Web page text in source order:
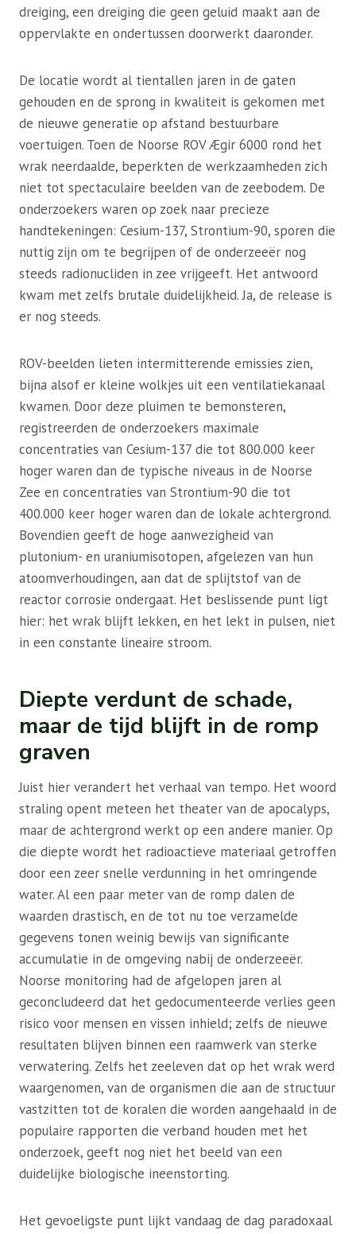
dreiging, een dreiging die geen geluid maakt aan de
oppervlakte en ondertussen doorwerkt daaronder.
De locatie wordt al tientallen jaren in de gaten
gehouden en de sprong in kwaliteit is gekomen met
de nieuwe generatie op afstand bestuurbare
voertuigen. Toen de Noorse ROV Ægir 6000 rond het
wrak neerdaalde, beperkten de werkzaamheden zich
niet tot spectaculaire beelden van de zeebodem. De
onderzoekers waren op zoek naar precieze
handtekeningen: Cesium-137, Strontium-90, sporen die
nuttig zijn om te begrijpen of de onderzeeër nog
steeds radionucliden in zee vrijgeeft. Het antwoord
kwam met zelfs brutale duidelijkheid. Ja, de release is
er nog steeds.
ROV-beelden lieten intermitterende emissies zien,
bijna alsof er kleine wolkjes uit een ventilatiekanaal
kwamen. Door deze pluimen te bemonsteren,
registreerden de onderzoekers maximale
concentraties van Cesium-137 die tot 800.000 keer
hoger waren dan de typische niveaus in de Noorse
Zee en concentraties van Strontium-90 die tot
400.000 keer hoger waren dan de lokale achtergrond.
Bovendien geeft de hoge aanwezigheid van
plutonium- en uraniumisotopen, afgelezen van hun
atoomverhoudingen, aan dat de splijtstof van de
reactor corrosie ondergaat. Het beslissende punt ligt
hier: het wrak blijft lekken, en het lekt in pulsen, niet
in een constante lineaire stroom.
Diepte verdunt de schade,
maar de tijd blijft in de romp
graven
Juist hier verandert het verhaal van tempo. Het woord
straling opent meteen het theater van de apocalyps,
maar de achtergrond werkt op een andere manier. Op
die diepte wordt het radioactieve materiaal getroffen
door een zeer snelle verdunning in het omringende
water. Al een paar meter van de romp dalen de
waarden drastisch, en de tot nu toe verzamelde
gegevens tonen weinig bewijs van significante
accumulatie in de omgeving nabij de onderzeeër.
Noorse monitoring had de afgelopen jaren al
geconcludeerd dat het gedocumenteerde verlies geen
risico voor mensen en vissen inhield; zelfs de nieuwe
resultaten blijven binnen een raamwerk van sterke
verwatering. Zelfs het zeeleven dat op het wrak werd
waargenomen, van de organismen die aan de structuur
vastzitten tot de koralen die worden aangehaald in de
populaire rapporten die verband houden met het
onderzoek, geeft nog niet het beeld van een
duidelijke biologische ineenstorting.
Het gevoeligste punt lijkt vandaag de dag paradoxaal